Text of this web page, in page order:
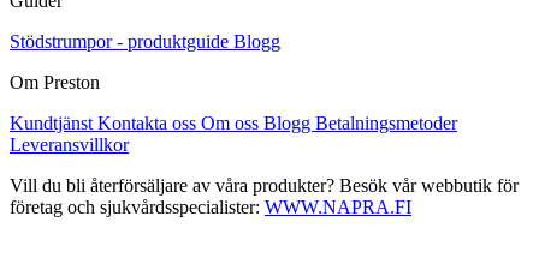
Stödstrumpor - produktguide Blogg
Om Preston
Kundtjänst Kontakta oss Om oss Blogg Betalningsmetoder
Leveransvillkor
Vill du bli återförsäljare av våra produkter? Besök vår webbutik för
företag och sjukvårdsspecialister: WWW.NAPRA.FI